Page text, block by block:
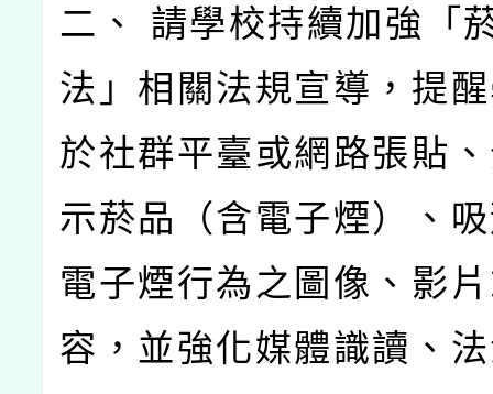
二、 請學校持續加強「
法」相關法規宣導，提
於社群平臺或網路張貼
示菸品（含電子煙）、
電子煙行為之圖像、影
容，並強化媒體識讀、